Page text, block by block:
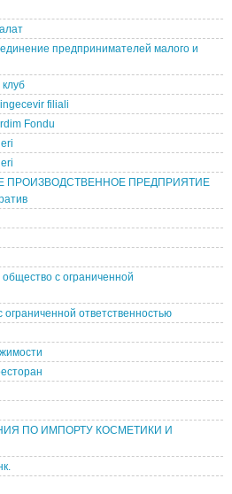
предпринимателей малого и
filiali
Fondu
ПРОИЗВОДСТВЕННОЕ ПРЕДПРИЯТИЕ
с ограниченной
ответственностью
ПО ИМПОРТУ КОСМЕТИКИ И